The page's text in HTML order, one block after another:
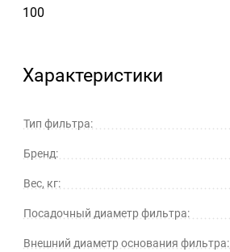
100
Характеристики
Тип фильтра:
Бренд:
Вес, кг:
Посадочный диаметр фильтра:
Внешний диаметр основания фильтра: